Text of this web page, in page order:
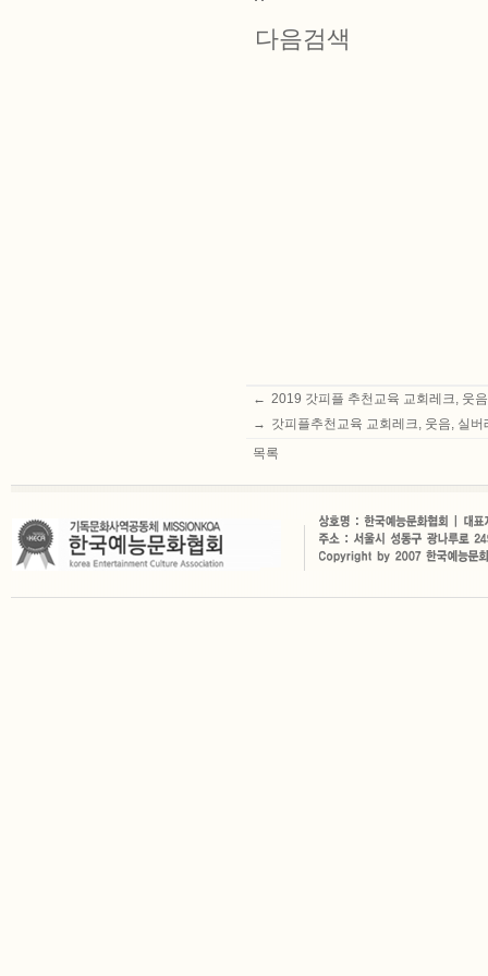
다음검색
← 2019 갓피플 추천교육 교회레크, 웃
→ 갓피플추천교육 교회레크, 웃음, 실
목록